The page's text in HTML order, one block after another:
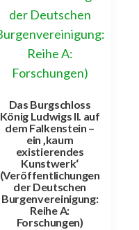
Das Burgschloss
König Ludwigs II. auf
dem Falkenstein –
ein ‚kaum
existierendes
Kunstwerk‘
(Veröffentlichungen
der Deutschen
Burgenvereinigung:
Reihe A:
Forschungen)